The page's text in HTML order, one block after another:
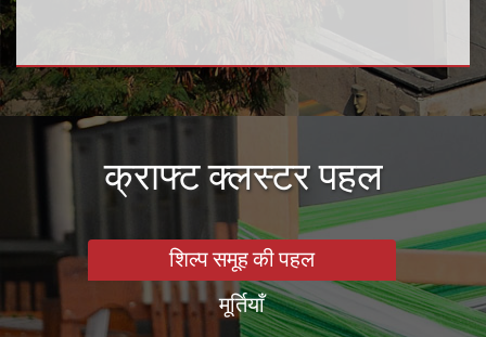
क्राफ्ट क्लस्टर पहल
शिल्प समूह की पहल
मूर्तियाँ